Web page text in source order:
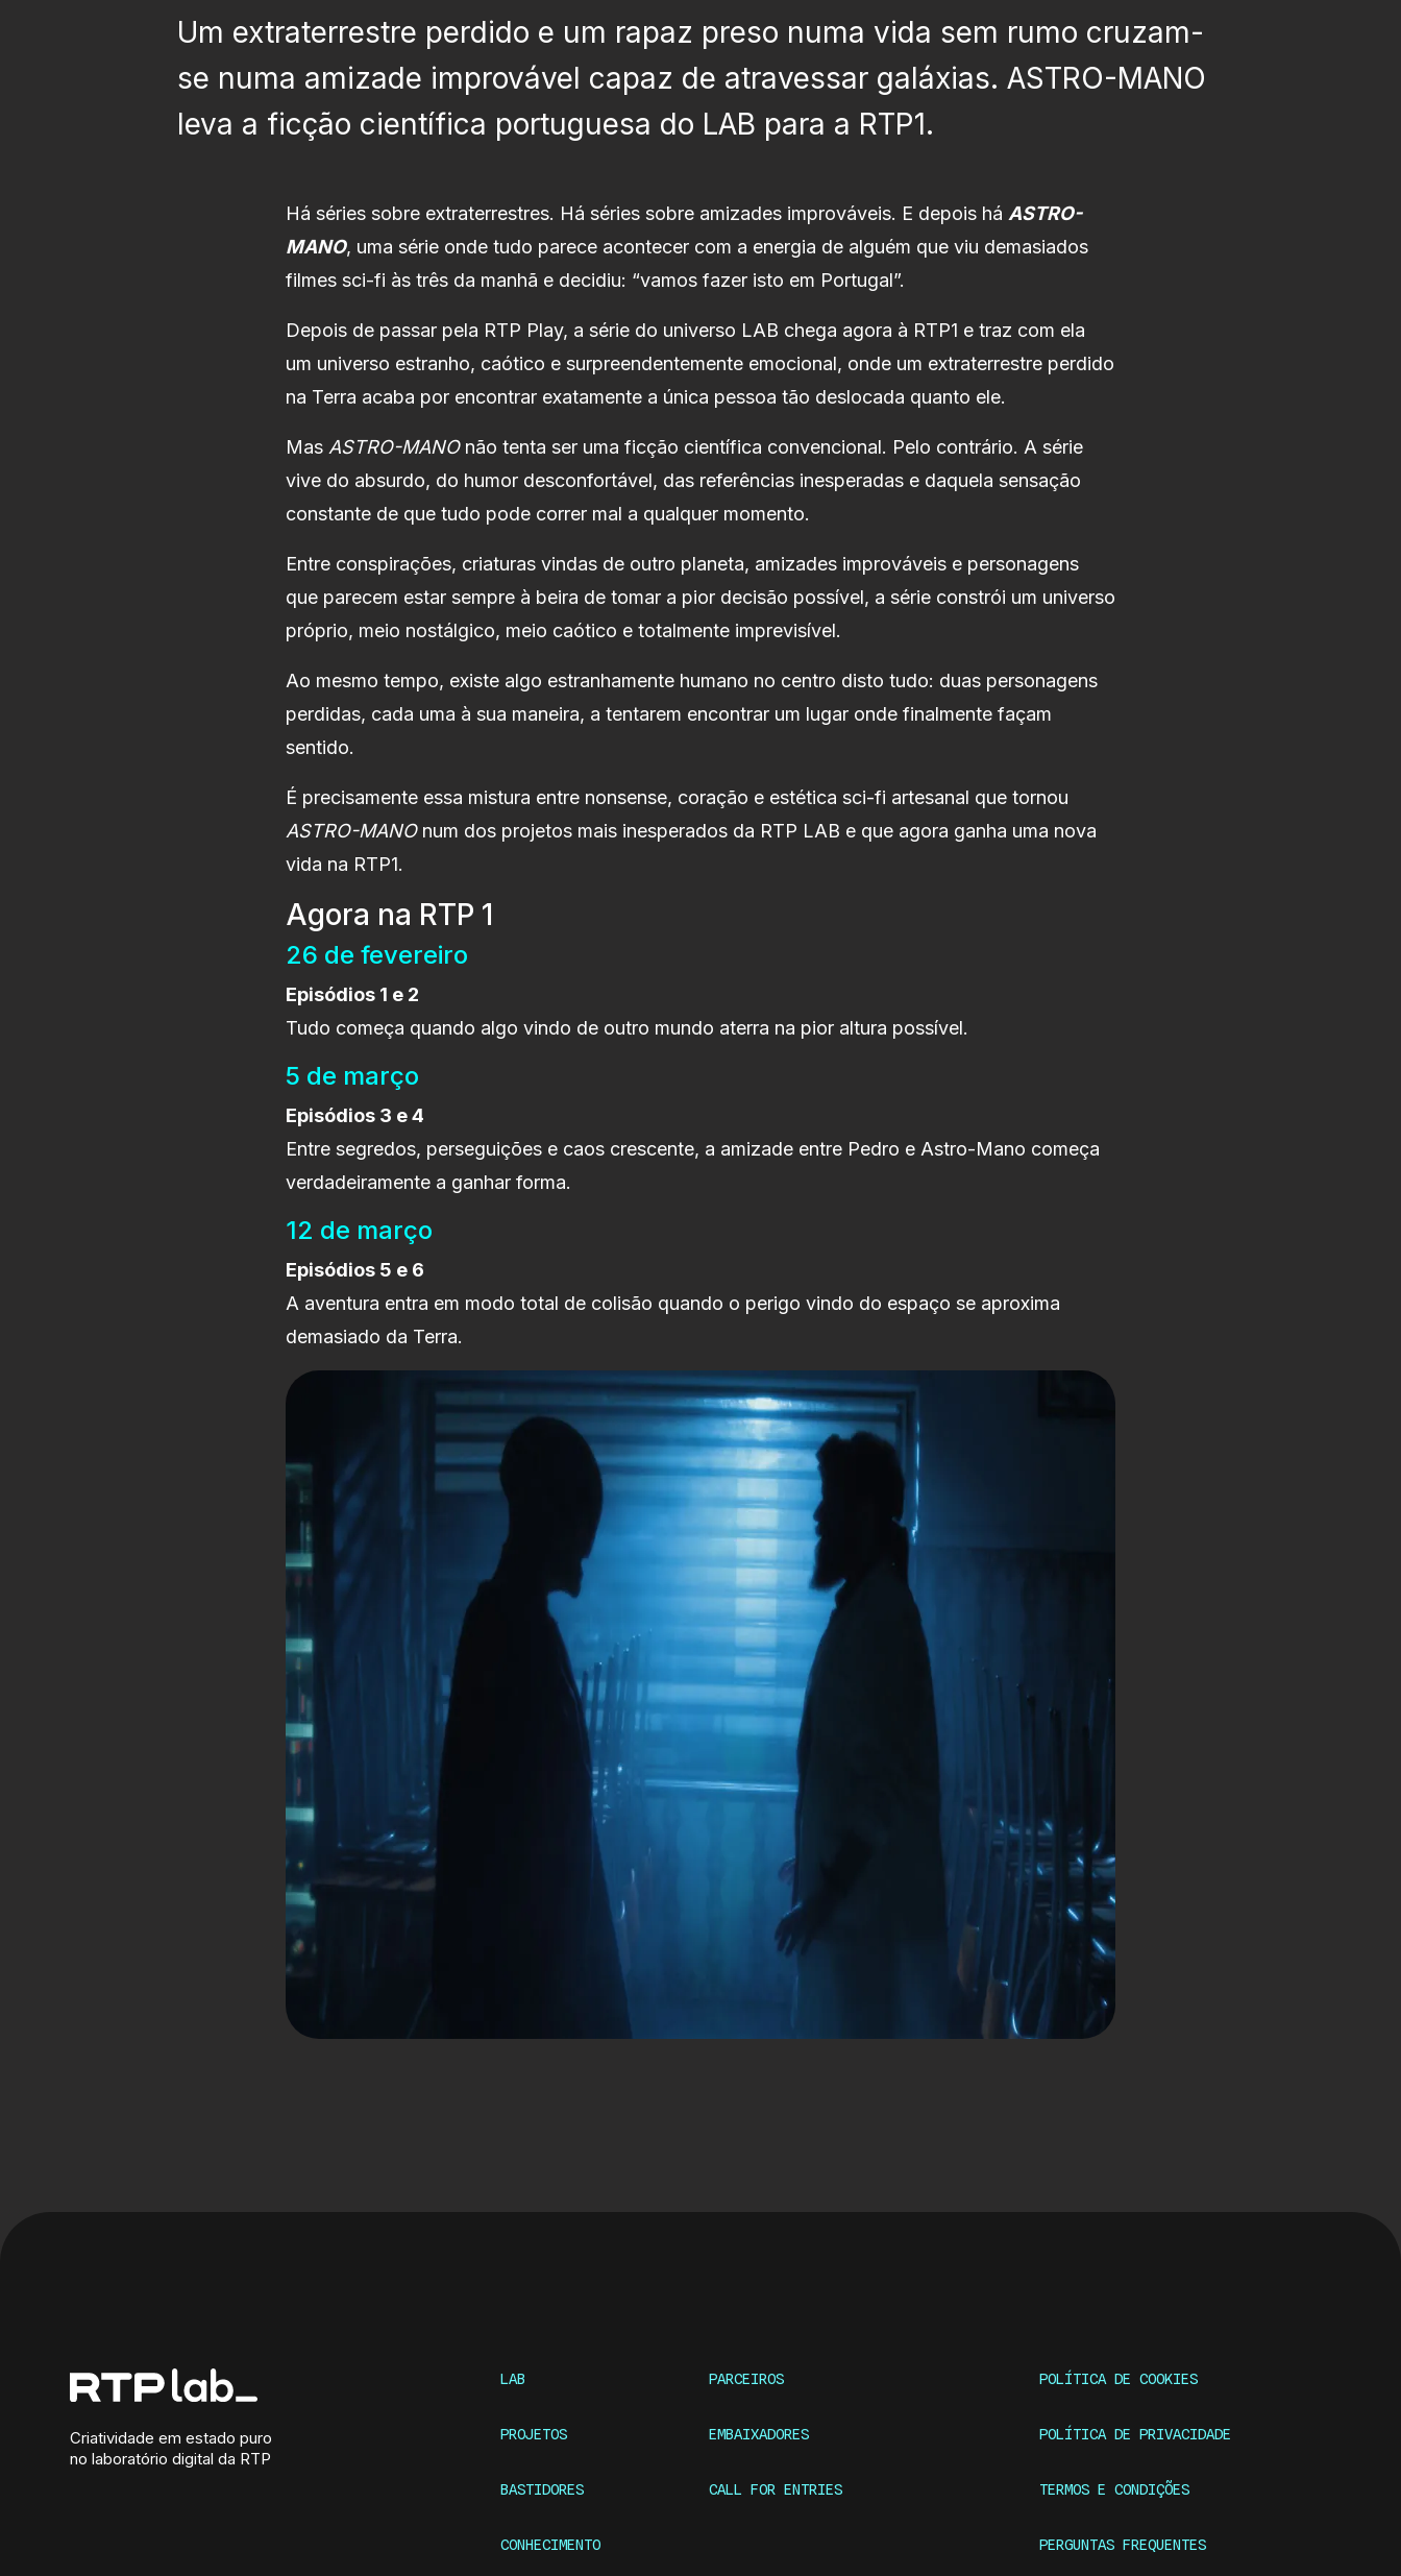
Um extraterrestre perdido e um rapaz preso numa vida sem rumo cruzam-
se numa amizade improvável capaz de atravessar galáxias. ASTRO-MANO
leva a ficção científica portuguesa do LAB para a RTP1.
Há séries sobre extraterrestres. Há séries sobre amizades improváveis. E depois há ASTRO-
MANO, uma série onde tudo parece acontecer com a energia de alguém que viu demasiados
filmes sci-fi às três da manhã e decidiu: “vamos fazer isto em Portugal”.
Depois de passar pela RTP Play, a série do universo LAB chega agora à RTP1 e traz com ela
um universo estranho, caótico e surpreendentemente emocional, onde um extraterrestre perdido
na Terra acaba por encontrar exatamente a única pessoa tão deslocada quanto ele.
Mas ASTRO-MANOnão tenta ser uma ficção científica convencional. Pelo contrário. A série
vive do absurdo, do humor desconfortável, das referências inesperadas e daquela sensação
constante de que tudo pode correr mal a qualquer momento.
Entre conspirações, criaturas vindas de outro planeta, amizades improváveis e personagens
que parecem estar sempre à beira de tomar a pior decisão possível, a série constrói um universo
próprio, meio nostálgico, meio caótico e totalmente imprevisível.
Ao mesmo tempo, existe algo estranhamente humano no centro disto tudo: duas personagens
perdidas, cada uma à sua maneira, a tentarem encontrar um lugar onde finalmente façam
sentido.
É precisamente essa mistura entre nonsense, coração e estética sci-fi artesanal que tornou
ASTRO-MANOnum dos projetos mais inesperados da RTP LAB e que agora ganha uma nova
vida na RTP1.
Agora na RTP 1
26 de fevereiro
Episódios 1 e 2
Tudo começa quando algo vindo de outro mundo aterra na pior altura possível.
5 de março
Episódios 3 e 4
Entre segredos, perseguições e caos crescente, a amizade entre Pedro e Astro-Mano começa
verdadeiramente a ganhar forma.
12 de março
Episódios 5 e 6
A aventura entra em modo total de colisão quando o perigo vindo do espaço se aproxima
demasiado da Terra.
Criatividade em estado puro
no laboratório digital da RTP
LAB
PROJETOS
BASTIDORES
CONHECIMENTO
PARCEIROS
EMBAIXADORES
CALL FOR ENTRIES
POLÍTICA DE COOKIES
POLÍTICA DE PRIVACIDADE
TERMOS E CONDIÇÕES
PERGUNTAS FREQUENTES